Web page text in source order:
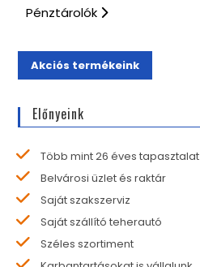
Pénztárolók
Akciós termékeink
Előnyeink
Több mint 26 éves tapasztalat
Belvárosi üzlet és raktár
Saját szakszerviz
Saját szállító teherautó
Széles szortiment